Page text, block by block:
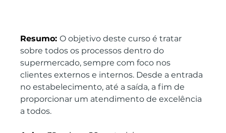
Resumo: O objetivo deste curso é tratar
sobre todos os processos dentro do
supermercado, sempre com foco nos
clientes externos e internos. Desde a entrada
no estabelecimento, até a saída, a fim de
proporcionar um atendimento de excelência
a todos.